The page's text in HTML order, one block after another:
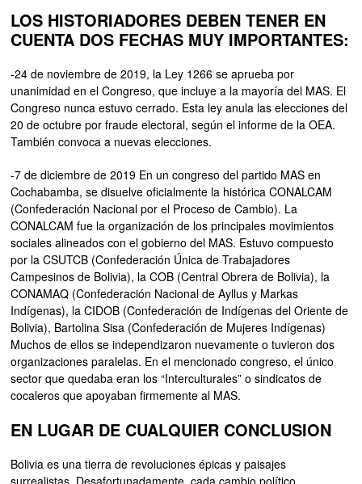
LOS HISTORIADORES DEBEN TENER EN
CUENTA DOS FECHAS MUY IMPORTANTES:
-24 de noviembre de 2019, la Ley 1266 se aprueba por
unanimidad en el Congreso, que incluye a la mayoría del MAS. El
Congreso nunca estuvo cerrado. Esta ley anula las elecciones del
20 de octubre por fraude electoral, según el informe de la OEA.
También convoca a nuevas elecciones.
-7 de diciembre de 2019 En un congreso del partido MAS en
Cochabamba, se disuelve oficialmente la histórica CONALCAM
(Confederación Nacional por el Proceso de Cambio). La
CONALCAM fue la organización de los principales movimientos
sociales alineados con el gobierno del MAS. Estuvo compuesto
por la CSUTCB (Confederación Única de Trabajadores
Campesinos de Bolivia), la COB (Central Obrera de Bolivia), la
CONAMAQ (Confederación Nacional de Ayllus y Markas
Indígenas), la CIDOB (Confederación de Indígenas del Oriente de
Bolivia), Bartolina Sisa (Confederación de Mujeres Indígenas)
Muchos de ellos se independizaron nuevamente o tuvieron dos
organizaciones paralelas. En el mencionado congreso, el único
sector que quedaba eran los “Interculturales” o sindicatos de
cocaleros que apoyaban firmemente al MAS.
EN LUGAR DE CUALQUIER CONCLUSION
Bolivia es una tierra de revoluciones épicas y paisajes
surrealistas. Desafortunadamente, cada cambio político